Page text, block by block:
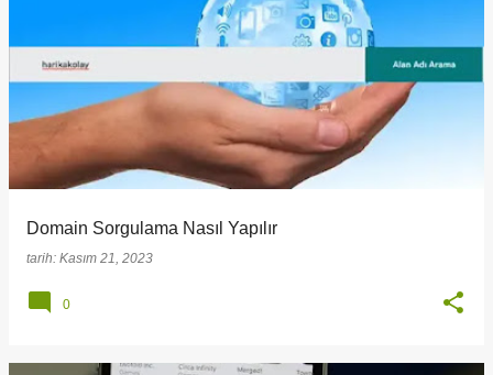
Domain Sorgulama Nasıl Yapılır
tarih: Kasım 21, 2023
0